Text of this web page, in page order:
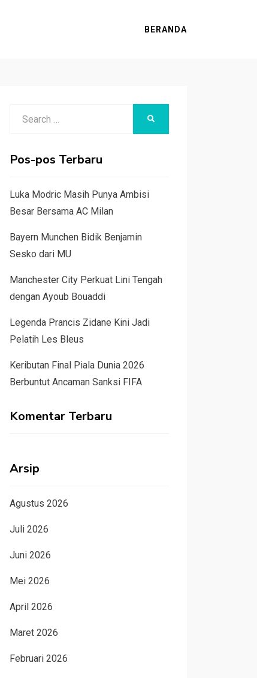
BERANDA
Pos-pos Terbaru
Luka Modric Masih Punya Ambisi
Besar Bersama AC Milan
Bayern Munchen Bidik Benjamin
Sesko dari MU
Manchester City Perkuat Lini Tengah
dengan Ayoub Bouaddi
Legenda Prancis Zidane Kini Jadi
Pelatih Les Bleus
Keributan Final Piala Dunia 2026
Berbuntut Ancaman Sanksi FIFA
Komentar Terbaru
Arsip
Agustus 2026
Juli 2026
Juni 2026
Mei 2026
April 2026
Maret 2026
Februari 2026